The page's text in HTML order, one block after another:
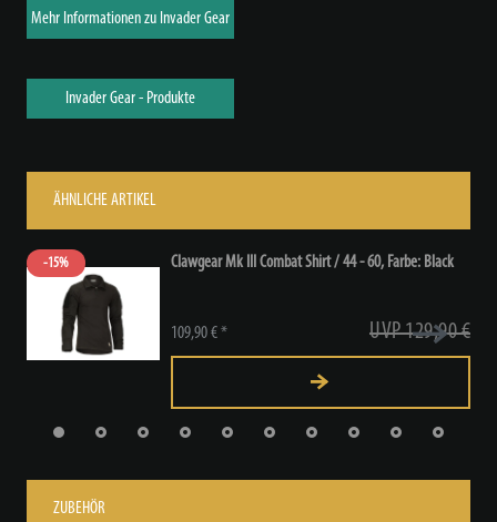
Mehr Informationen zu Invader Gear
Invader Gear - Produkte
ÄHNLICHE ARTIKEL
-15% Clawgear Mk III Combat Shirt / 44 - 60, Farbe: Black
UVP 129,90 €
109,90 € *
ZUBEHÖR